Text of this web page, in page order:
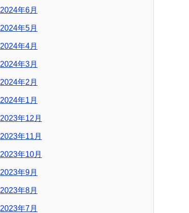
2024年6月
2024年5月
2024年4月
2024年3月
2024年2月
2024年1月
2023年12月
2023年11月
2023年10月
2023年9月
2023年8月
2023年7月